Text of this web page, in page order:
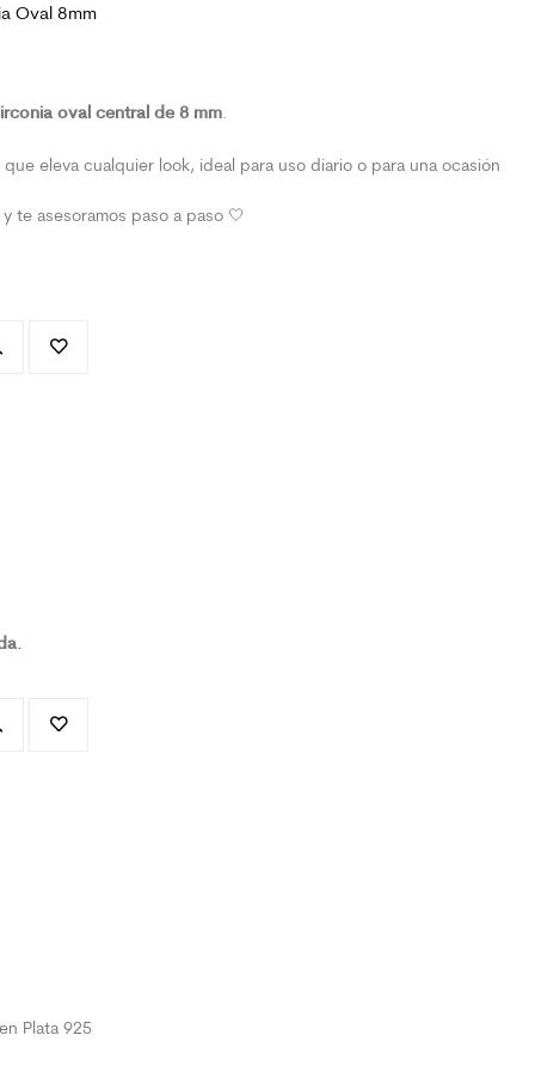
Oval 8mm
oval central de 8 mm.
eleva cualquier look, ideal para uso diario o para una ocasión
te asesoramos paso a paso 🤍
Plata 925